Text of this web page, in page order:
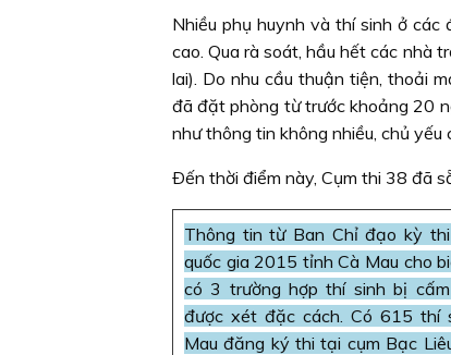
Nhiều phụ huynh và thí sinh ở
cao. Qua rà soát, hầu hết các nhà
lai). Do nhu cầu thuận tiện, thoải
đã đặt phòng từ trước khoảng 20
như thông tin không nhiều, chủ yếu
Ðến thời điểm này, Cụm thi 38 đã
Thông tin từ Ban Chỉ đạo kỳ
quốc gia 2015 tỉnh Cà Mau cho
có 3 trường hợp thí sinh bị
được xét đặc cách. Có 615 thí
Mau đăng ký thi tại cụm Bạc